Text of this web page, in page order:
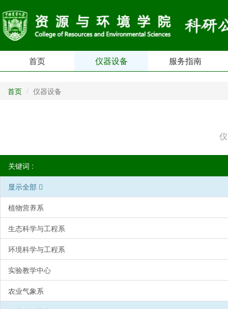
首页 仪器设备 服务指南
首页 仪器设备
关键词 :
显示全部
植物营养系
生态科学与工程系
环境科学与工程系
实验教学中心
农业气象系